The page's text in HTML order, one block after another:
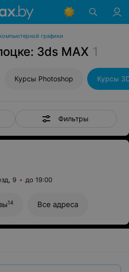
графики
3ds MAX 1
Курсы Photoshop Курсы
Фильтры
9 до 19:00
14 Все адреса